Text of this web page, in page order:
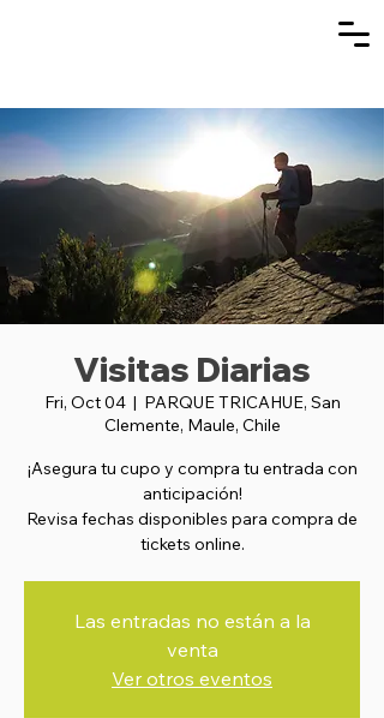
Visitas Diarias
Fri, Oct 04
  |
PARQUE TRICAHUE, San
Clemente, Maule, Chile
¡Asegura tu cupo y compra tu entrada con
anticipación!
Revisa fechas disponibles para compra de
tickets online.
Las entradas no están a la
venta
Ver otros eventos